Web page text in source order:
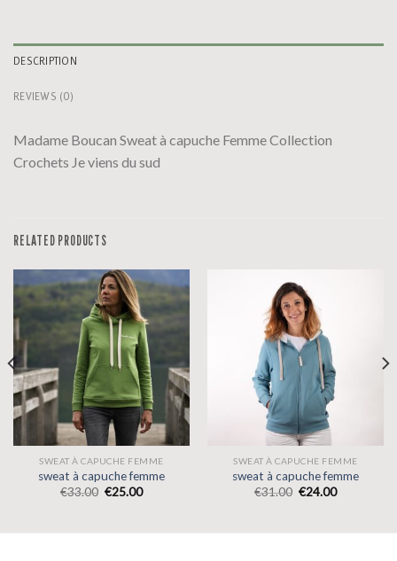
DESCRIPTION
REVIEWS (0)
Madame Boucan Sweat à capuche Femme Collection
Crochets Je viens du sud
RELATED PRODUCTS
SWEAT À CAPUCHE FEMME
sweat à capuche femme
€33.00 €25.00
SWEAT À CAPUCHE FEMME
sweat à capuche femme
€31.00 €24.00